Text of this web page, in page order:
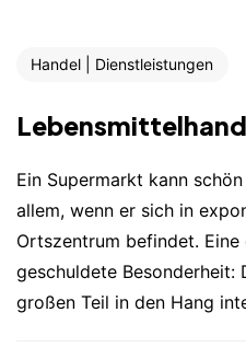
Handel | Dienstleistungen
Ein Supermarkt kann
allem, wenn er sich in
Ortszentrum befindet.
geschuldete Besonderheit:
großen Teil in den Hang